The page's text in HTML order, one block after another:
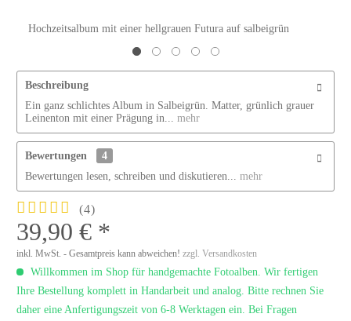
Hochzeitsalbum mit einer hellgrauen Futura auf salbeigrün
Beschreibung
Ein ganz schlichtes Album in Salbeigrün. Matter, grünlich grauer
Leinenton mit einer Prägung in...
mehr
Bewertungen
4
Bewertungen lesen, schreiben und diskutieren...
mehr
(4)
39,90 € *
inkl. MwSt. - Gesamtpreis kann abweichen!zzgl. Versandkosten
Willkommen im Shop für handgemachte Fotoalben. Wir fertigen
Ihre Bestellung komplett in Handarbeit und analog. Bitte rechnen Sie
daher eine Anfertigungszeit von 6-8 Werktagen ein. Bei Fragen